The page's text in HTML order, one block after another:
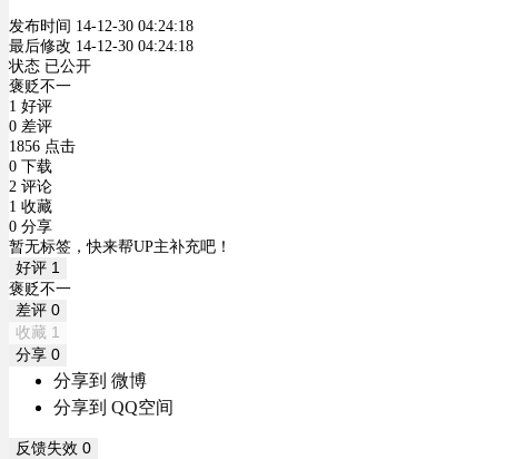
发布时间 14-12-30 04:24:18
最后修改 14-12-30 04:24:18
状态 已公开
褒贬不一
1 好评
0 差评
1856 点击
0 下载
2 评论
1 收藏
0 分享
暂无标签，快来帮UP主补充吧！
好评 1
褒贬不一
差评 0
收藏 1
分享 0
分享到 微博
分享到 QQ空间
反馈失效 0